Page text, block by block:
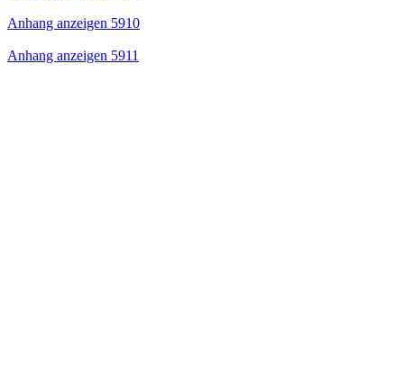
Anhang anzeigen 5910
Anhang anzeigen 5911